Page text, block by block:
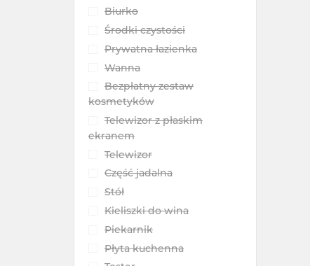
Biurko
Środki czystości
Prywatna łazienka
Wanna
Bezpłatny zestaw
kosmetyków
Telewizor z płaskim
ekranem
Telewizor
Część jadalna
Stół
Kieliszki do wina
Piekarnik
Płyta kuchenna